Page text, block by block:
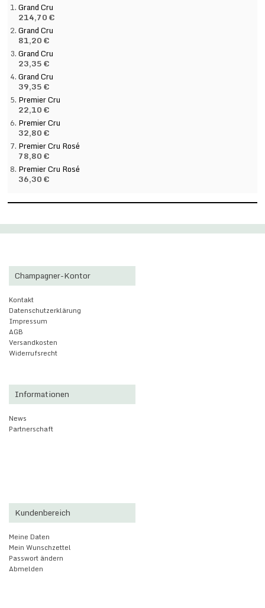
Grand Cru
214,70 €
Grand Cru
81,20 €
Grand Cru
23,35 €
Grand Cru
39,35 €
Premier Cru
22,10 €
Premier Cru
32,80 €
Premier Cru Rosé
78,80 €
Premier Cru Rosé
36,30 €
Champagner-Kontor
Kontakt
Datenschutzerklärung
Impressum
AGB
Versandkosten
Widerrufsrecht
Informationen
News
Partnerschaft
Kundenbereich
Meine Daten
Mein Wunschzettel
Passwort ändern
Abmelden